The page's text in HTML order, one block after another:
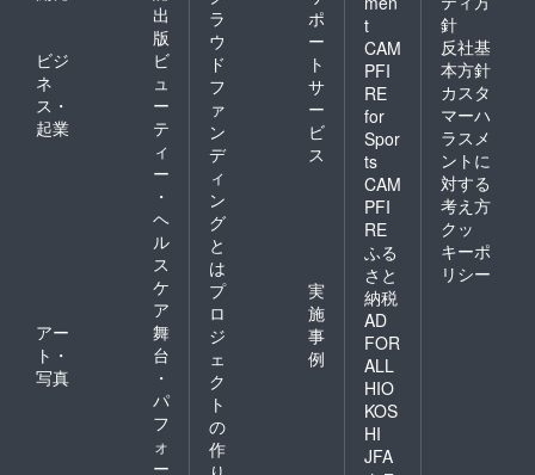
出
版
ビジ
ネ
ス・
起業
ビ
ュ
ー
テ
ィ
ー
・
ヘ
ル
ス
ケ
ア
アー
ト・
写真
舞
台
・
パ
フ
ォ
ー
ラ
ウ
ド
フ
ァ
ン
デ
ィ
ン
グ
と
は
ポ
ー
ト
サ
ー
ビ
ス
プ
ロ
ジ
ェ
ク
ト
の
作
実
施
事
例
t
CAM
PFI
RE
for
Spor
ts
CAM
PFI
RE
ふる
さと
納税
AD
FOR
ALL
HIO
KOS
HI
JFA
針
反社基
本方針
カスタ
マーハ
ラスメ
ントに
対する
考え方
クッ
キーポ
リシー